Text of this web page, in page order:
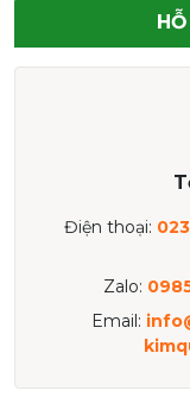
Điện thoại:
Zalo:
Email: